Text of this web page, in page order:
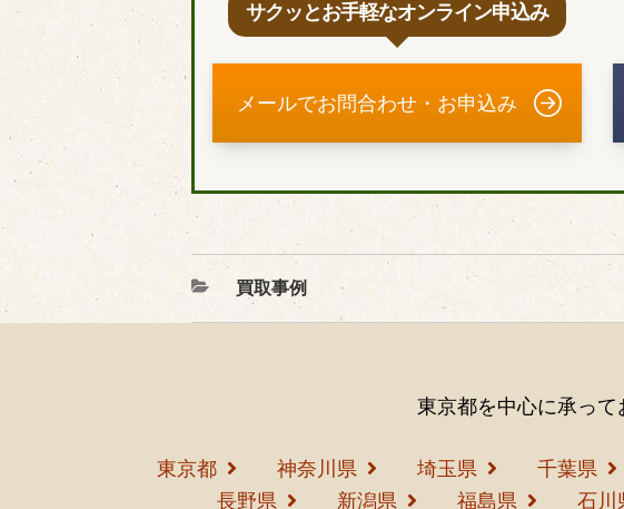
サクッとお手軽なオンライン申込み
メールでお問合わせ・お申込み
カ
買取事例
東京都を中心に承っ
東京都 神奈川県 埼玉県 千葉県
長野県
新潟県 福島県 石川